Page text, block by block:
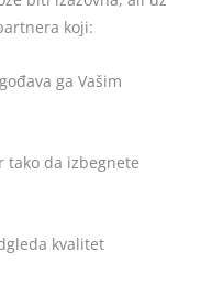
koji:
ga Vašim
tako da izbegnete
kvalitet